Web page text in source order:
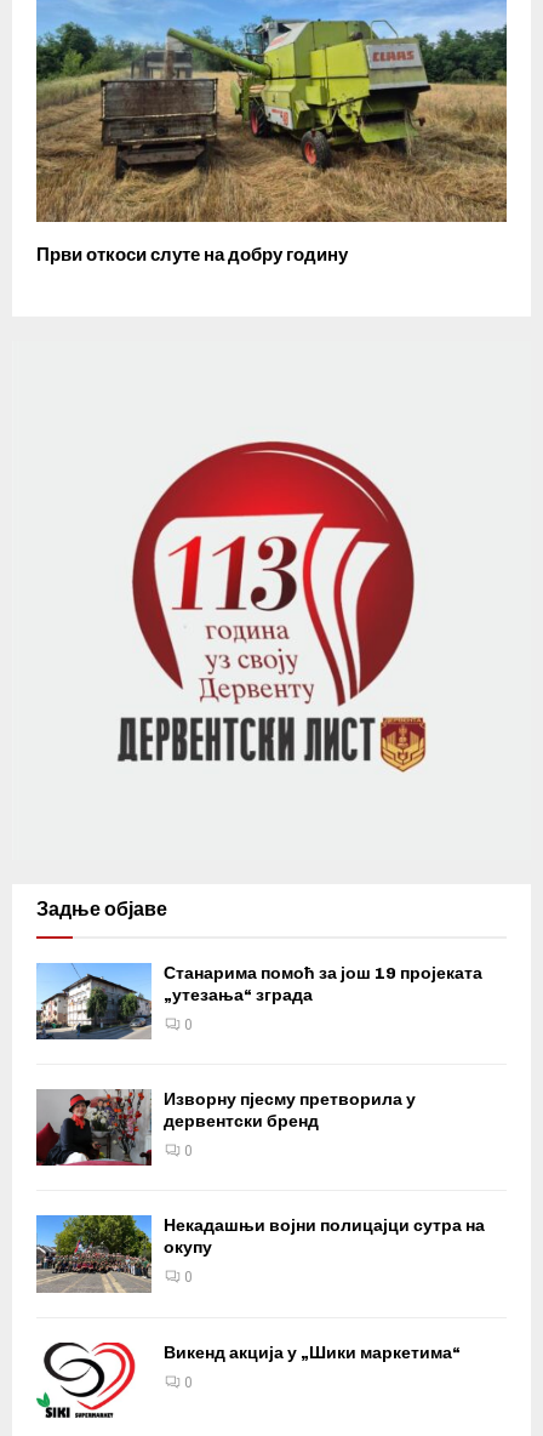
Први откоси слуте на добру годину
Задње објаве
Станарима помоћ за још 19 пројеката
„утезања“ зграда
0
Изворну пјесму претворила у
дервентски бренд
0
Некадашњи војни полицајци сутра на
окупу
0
Викенд акција у „Шики маркетима“
0